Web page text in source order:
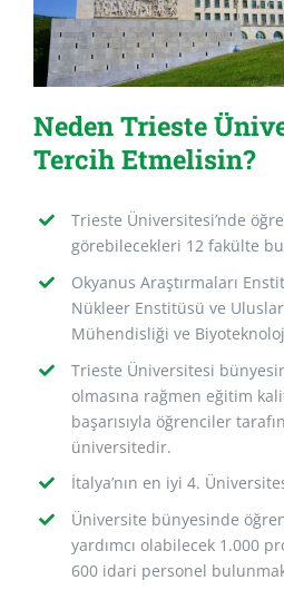
Neden Trieste
Tercih Etmelisin?
Trieste Üniversitesi’nde
görebilecekleri 12 fakülte
Okyanus Araştırmaları
Nükleer Enstitüsü ve
Mühendisliği ve
Trieste Üniversitesi
olmasına rağmen eğitim
başarısıyla öğrenciler
üniversitedir.
İtalya’nın en iyi 4.
Üniversite bünyesinde
yardımcı olabilecek 1.000
600 idari personel